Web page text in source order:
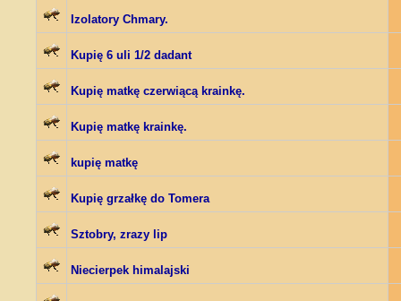
Izolatory Chmary.
Kupię 6 uli 1/2 dadant
Kupię matkę czerwiącą krainkę.
Kupię matkę krainkę.
kupię matkę
Kupię grzałkę do Tomera
Sztobry, zrazy lip
Niecierpek himalajski